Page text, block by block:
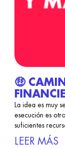
🤑
La idea es muy
esecución es
suficientes
LEER MÁS